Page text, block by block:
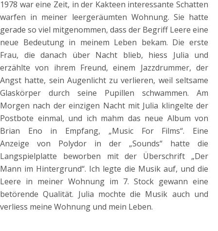
1978 war eine Zeit, in der Kakteen interessante Schatten
warfen in meiner leergeräumten Wohnung. Sie hatte
gerade so viel mitgenommen, dass der Begriff Leere eine
neue Bedeutung in meinem Leben bekam. Die erste
Frau, die danach über Nacht blieb, hiess Julia und
erzählte von ihrem Freund, einem Jazzdrummer, der
Angst hatte, sein Augenlicht zu verlieren, weil seltsame
Glaskörper durch seine Pupillen schwammen. Am
Morgen nach der einzigen Nacht mit Julia klingelte der
Postbote einmal, und ich mahm das neue Album von
Brian Eno in Empfang, „Music For Films“. Eine
Anzeige von Polydor in der „Sounds“ hatte die
Langspielplatte beworben mit der Überschrift „Der
Mann im Hintergrund“. Ich legte die Musik auf, und die
Leere in meiner Wohnung im 7. Stock gewann eine
betörende Qualität. Julia mochte die Musik auch und
verliess meine Wohnung und mein Leben.